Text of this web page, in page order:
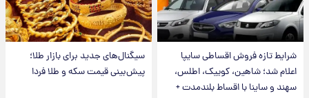
شرایط تازه فروش اقساطی سایپا
اعلام شد؛ شاهین، کوییک، اطلس،
سهند و ساینا با اقساط بلندمدت +
سیگنال‌های جدید برای بازار طلا؛
پیش‌بینی قیمت سکه و طلا فردا